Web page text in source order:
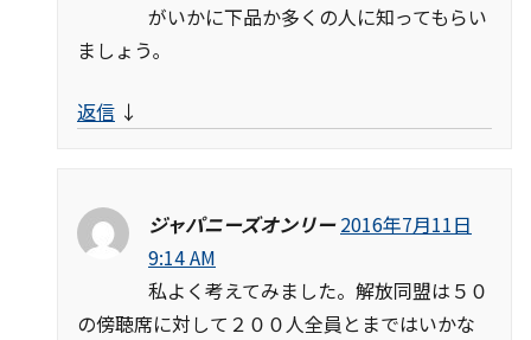
がいかに下品か多くの人に知ってもらい
ましょう｡
返信 ↓
ジャパニーズオンリー 2016年7月11日
9:14 AM
私よく考えてみました。解放同盟は５０
の傍聴席に対して２００人全員とまではいかな